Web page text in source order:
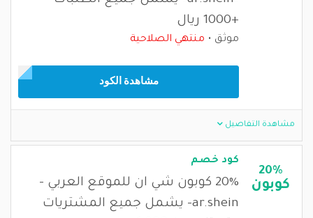
+1000 ريال
موثق منتهي الصلاحية
مشاهدة الكود
مشاهدة التفاصيل
20%
كوبون
كود خصم
20% كوبون شي ان للموقع العربي -
ar.shein- يشمل جميع المشتريات